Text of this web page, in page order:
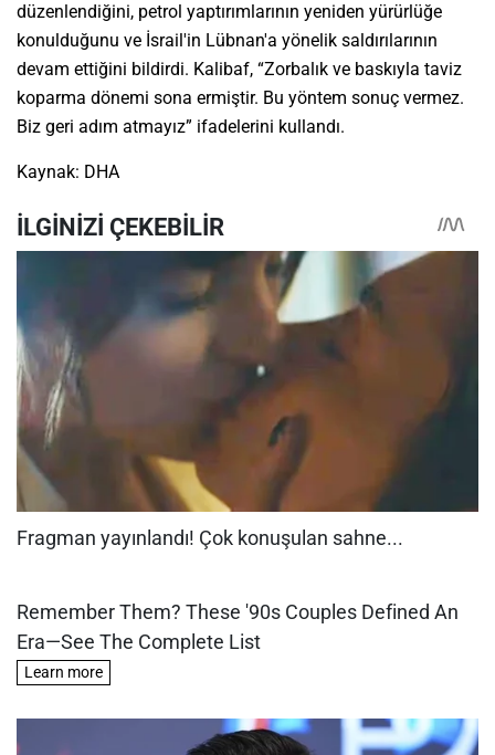
düzenlendiğini, petrol yaptırımlarının yeniden yürürlüğe
konulduğunu ve İsrail'in Lübnan'a yönelik saldırılarının
devam ettiğini bildirdi. Kalibaf, “Zorbalık ve baskıyla taviz
koparma dönemi sona ermiştir. Bu yöntem sonuç vermez.
Biz geri adım atmayız” ifadelerini kullandı.
Kaynak: DHA